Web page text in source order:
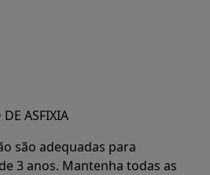
DE ASFIXIA
são adequadas para
3 anos. Mantenha todas as